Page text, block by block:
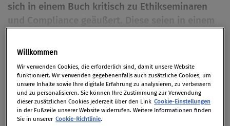
sich in einem Buch kritisch zu Ethikseminaren
und Compliance geäußert. Diese seien in einem
sie die Mitarbeiter nur gängeln würden. Eine
Erwiderung aus Sicht eines Compliance-
Verantwortlichen.
VonDipl.-Kfm. Thomas Schneider
04. Juni 2017 / Erschienen in Compliance Praxis
Premium
Willkommen
Wir verwenden Cookies, die erforderlich sind, damit unsere Website
funktioniert. Wir verwenden gegebenenfalls auch zusätzliche Cookies, um
unsere Inhalte sowie Ihre digitale Erfahrung zu analysieren, zu verbessern
und zu personalisieren. Sie können Ihre Zustimmung zur Verwendung
dieser zusätzlichen Cookies jederzeit über den Link Cookie-Einstellungen
in der Fußzeile unserer Website widerrufen. Weitere Informationen finden
Sie in unserer Cookie-Richtlinie.